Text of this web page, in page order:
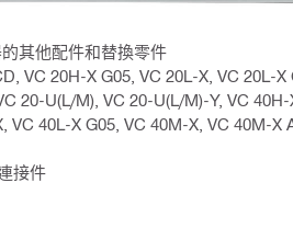
其他配件和替換零件
VC 20H-X G05, VC 20L-X, VC 20L-X
20-U(L/M), VC 20-U(L/M)-Y, VC
VC 40L-X G05, VC 40M-X, VC 40M-X
接件